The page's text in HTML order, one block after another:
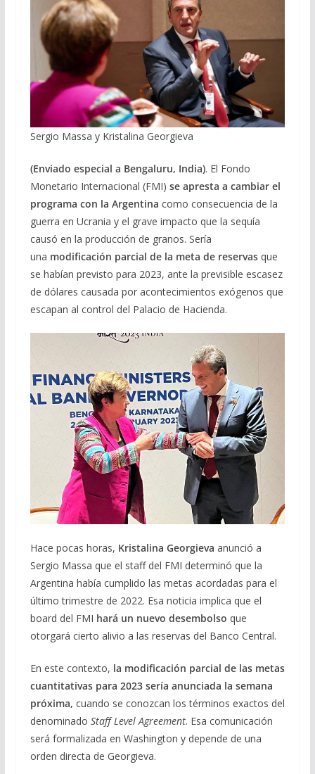
Sergio Massa y Kristalina Georgieva
(Enviado especial a Bengaluru, India). El Fondo
Monetario Internacional (FMI) se apresta a cambiar el
programa con la Argentina como consecuencia de la
guerra en Ucrania y el grave impacto que la sequía
causó en la producción de granos. Sería
una modificación parcial de la meta de reservasque
se habían previsto para 2023, ante la previsible escasez
de dólares causada por acontecimientos exógenos que
escapan al control del Palacio de Hacienda.
Hace pocas horas, Kristalina Georgieva anunció a
Sergio Massa que el staff del FMI determinó que la
Argentina había cumplido las metas acordadas para el
último trimestre de 2022. Esa noticia implica que el
board del FMI hará un nuevo desembolso que
otorgará cierto alivio a las reservas del Banco Central.
En este contexto, la modificación parcial de las metas
cuantitativas para 2023 sería anunciada la semana
próxima, cuando se conozcan los términos exactos del
denominado Staff Level Agreement. Esa comunicación
será formalizada en Washington y depende de una
orden directa de Georgieva.